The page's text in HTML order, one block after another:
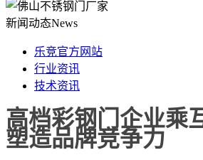
新闻动态News
乐竞官方网站
行业资讯
技术资讯
高档彩钢门企业乘
塑造品牌竞争力